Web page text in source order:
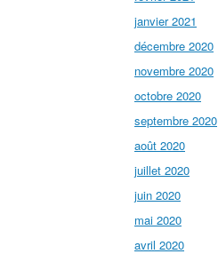
janvier 2021
décembre 2020
novembre 2020
octobre 2020
septembre 2020
août 2020
juillet 2020
juin 2020
mai 2020
avril 2020